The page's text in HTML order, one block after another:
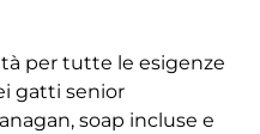
per tutte le esigenze
gatti senior
soap incluse e